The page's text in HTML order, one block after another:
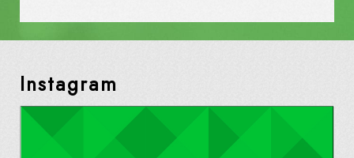
Instagram